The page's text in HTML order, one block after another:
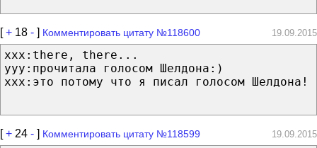
[+ 18 - ] Комментировать цитату №118600 19.09.2015
ххх:there, there...
ууу:прочитала голосом Шелдона:)
ххх:это потому что я писал голосом Шелдона!
[+ 24 - ] Комментировать цитату №118599 19.09.2015